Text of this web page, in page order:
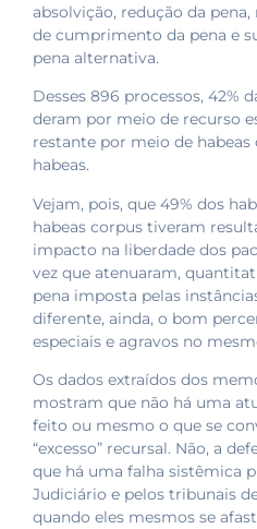
absolvição, redução da
de cumprimento da pena e
pena alternativa.
Desses 896 processos, 42%
deram por meio de recurso
restante por meio de habeas
habeas.
Vejam, pois, que 49% dos
habeas corpus tiveram
impacto na liberdade dos
vez que atenuaram,
pena imposta pelas
diferente, ainda, o bom
especiais e agravos no
Os dados extraídos dos
mostram que não há uma
feito ou mesmo o que se
“excesso” recursal. Não, a
que há uma falha sistêmica
Judiciário e pelos tribunais
quando eles mesmos se